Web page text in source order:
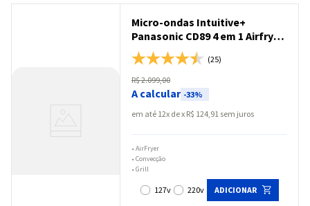
Micro-ondas Intuitive+
Panasonic CD89 4 em 1 Airfryer
30L Black Glass - NN-
CD89NBRU
(25)
R$2.099,00
A calcular -33%
em até 12 x R$ 124,91 sem juros
• AirFryer
• Convecção
• Grill
127v 220v ADICIONAR